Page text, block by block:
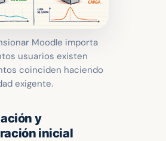
Moodle importa
usuarios existen
coinciden haciendo
exigente.
y
inicial